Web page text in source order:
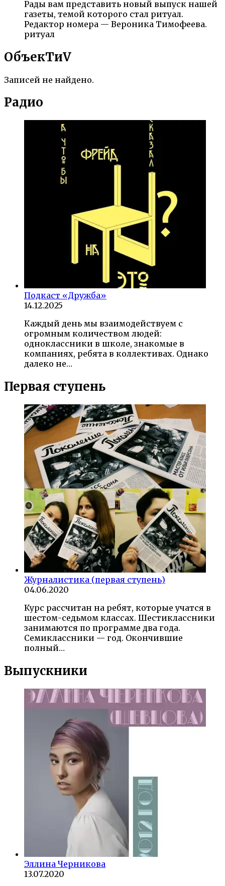
Рады вам представить новый выпуск нашей
газеты, темой которого стал ритуал.
Редактор номера — Вероника Тимофеева.
ритуал
ОбъекTиV
Записей не найдено.
Радио
Подкаст «Дружба»
14.12.2025
Каждый день мы взаимодействуем с
огромным количеством людей:
одноклассники в школе, знакомые в
компаниях, ребята в коллективах. Однако
далеко не…
Первая ступень
Журналистика (первая ступень)
04.06.2020
Курс рассчитан на ребят, которые учатся в
шестом-седьмом классах. Шестиклассники
занимаются по программе два года.
Семиклассники — год. Окончившие
полный…
Выпускники
Эллина Черникова
13.07.2020